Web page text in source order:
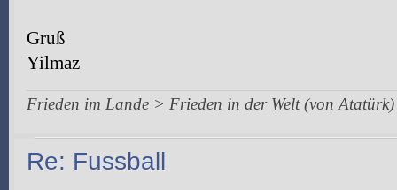
Gruß
Yilmaz
Frieden im Lande > Frieden in der Welt (von Atatürk)
Re: Fussball